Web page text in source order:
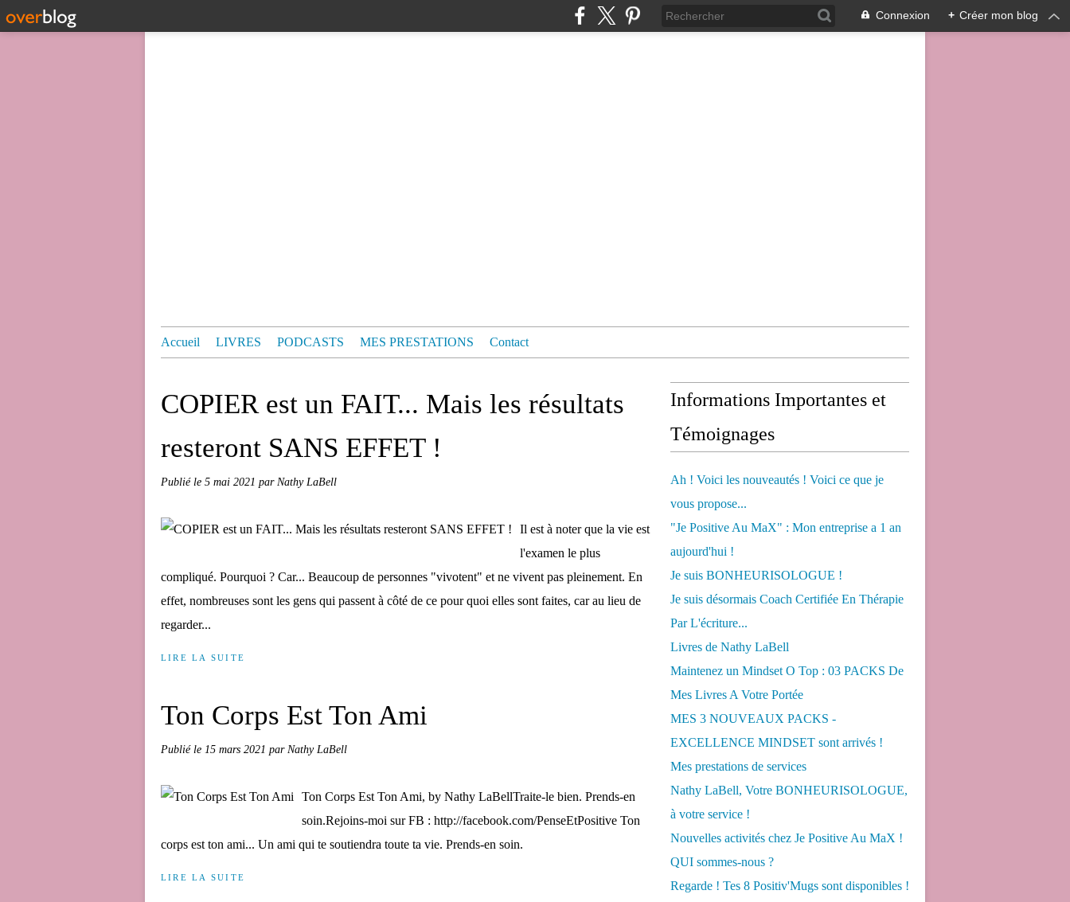
Connexion + Créer mon blog
Accueil LIVRES PODCASTS MES PRESTATIONS Contact
COPIER est un FAIT... Mais les résultats
resteront SANS EFFET !
Publié le 5 mai 2021 par Nathy LaBell
Il est à noter que la vie est
l'examen le plus
compliqué. Pourquoi ? Car... Beaucoup de personnes "vivotent" et ne vivent pas pleinement. En
effet, nombreuses sont les gens qui passent à côté de ce pour quoi elles sont faites, car au lieu de
regarder...
LIRE LA SUITE
Ton Corps Est Ton Ami
Publié le 15 mars 2021 par Nathy LaBell
Ton Corps Est Ton Ami, by Nathy LaBellTraite-le bien. Prends-en
soin.Rejoins-moi sur FB : http://facebook.com/PenseEtPositive Ton
corps est ton ami... Un ami qui te soutiendra toute ta vie. Prends-en soin.
LIRE LA SUITE
Informations Importantes et
Témoignages
Ah ! Voici les nouveautés ! Voici ce que je
vous propose...
"Je Positive Au MaX" : Mon entreprise a 1 an
aujourd'hui !
Je suis BONHEURISOLOGUE !
Je suis désormais Coach Certifiée En Thérapie
Par L'écriture...
Livres de Nathy LaBell
Maintenez un Mindset O Top : 03 PACKS De
Mes Livres A Votre Portée
MES 3 NOUVEAUX PACKS -
EXCELLENCE MINDSET sont arrivés !
Mes prestations de services
Nathy LaBell, Votre BONHEURISOLOGUE,
à votre service !
Nouvelles activités chez Je Positive Au MaX !
QUI sommes-nous ?
Regarde ! Tes 8 Positiv'Mugs sont disponibles !